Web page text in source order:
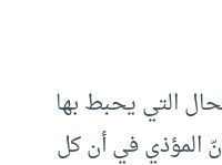
التي يحبط بها
المؤذي في أن كل